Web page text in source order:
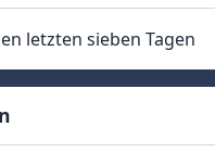
letzten sieben Tagen